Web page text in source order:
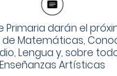
Primaria darán el
Matemáticas,
Lengua y, sobre
Enseñanzas Artísticas